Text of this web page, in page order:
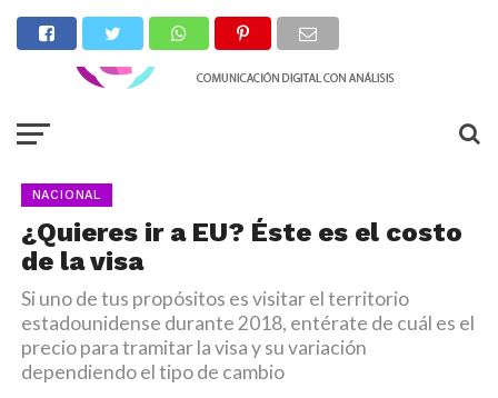
NACIONAL
¿Quieres ir a EU? Éste es el costo
de la visa
Si uno de tus propósitos es visitar el territorio
estadounidense durante 2018, entérate de cuál es el
precio para tramitar la visa y su variación
dependiendo el tipo de cambio